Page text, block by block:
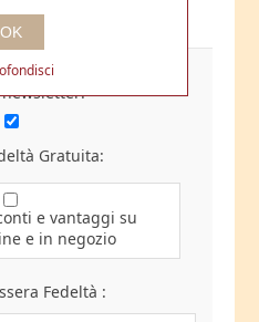
Gratuita:
e vantaggi su
e in negozio
Fedeltà :
OK